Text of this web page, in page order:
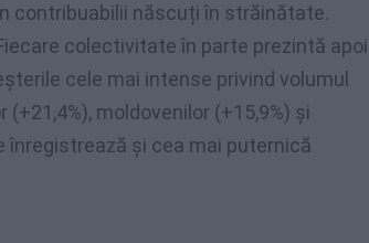
contribuabilii născuți în străinătate.
colectivitate în parte prezintă apoi
cele mai intense privind volumul
moldovenilor (+15,9%) și
înregistrează și cea mai puternică